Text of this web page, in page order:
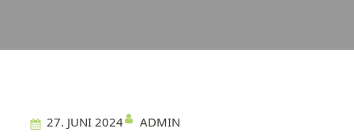
27. JUNI 2024 ADMIN